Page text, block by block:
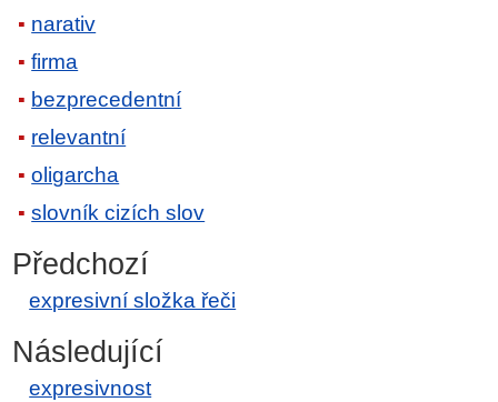
narativ
firma
bezprecedentní
relevantní
oligarcha
slovník cizích slov
Předchozí
expresivní složka řeči
Následující
expresivnost